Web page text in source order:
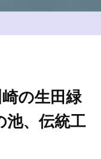
の生田緑
池、伝統工